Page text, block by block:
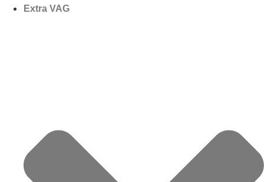
Extra VAG